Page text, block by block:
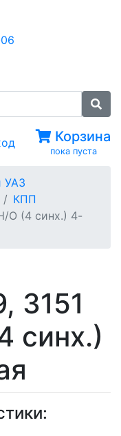
Корзина
пока пуста
УАЗ
КПП
О (4 синх.) 4-
3151
синх.)